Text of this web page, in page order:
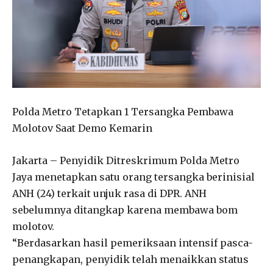
Polda Metro Tetapkan 1 Tersangka Pembawa
Molotov Saat Demo Kemarin
Jakarta – Penyidik Ditreskrimum Polda Metro
Jaya menetapkan satu orang tersangka berinisial
ANH (24) terkait unjuk rasa di DPR. ANH
sebelumnya ditangkap karena membawa bom
molotov.
“Berdasarkan hasil pemeriksaan intensif pasca-
penangkapan, penyidik telah menaikkan status